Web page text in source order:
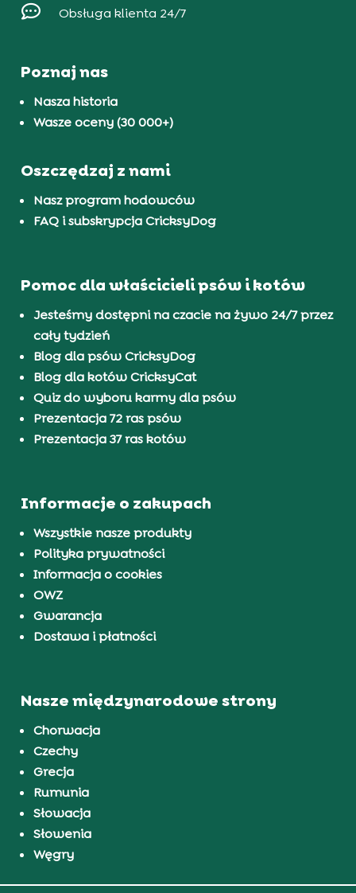
 Obsługa klienta 24/7
Poznaj nas
Nasza historia
Wasze oceny (30 000+)
Oszczędzaj z nami
Nasz program hodowców
FAQ i subskrypcja CricksyDog
Pomoc dla właścicieli psów i kotów
Jesteśmy dostępni na czacie na żywo 24/7 przez
cały tydzień
Blog dla psów CricksyDog
Blog dla kotów CricksyCat
Quiz do wyboru karmy dla psów
Prezentacja 72 ras psów
Prezentacja 37 ras kotów
Informacje o zakupach
Wszystkie nasze produkty
Polityka prywatności
Informacja o cookies
OWZ
Gwarancja
Dostawa i płatności
Nasze międzynarodowe strony
Chorwacja
Czechy
Grecja
Rumunia
Słowacja
Słowenia
Węgry